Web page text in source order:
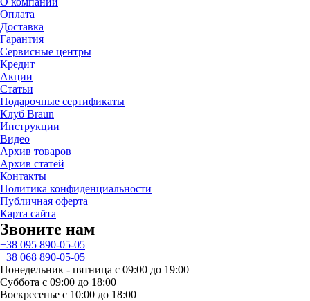
Оплата
Доставка
Гарантия
Сервисные центры
Кредит
Акции
Статьи
Подарочные сертификаты
Клуб Braun
Инструкции
Видео
Архив товаров
Архив статей
Контакты
Политика конфиденциальности
Публичная оферта
Карта сайта
Звоните нам
+38 095 890-05-05
+38 068 890-05-05
Понедельник - пятница с 09:00 до 19:00
Суббота с 09:00 до 18:00
Воскресенье с 10:00 до 18:00